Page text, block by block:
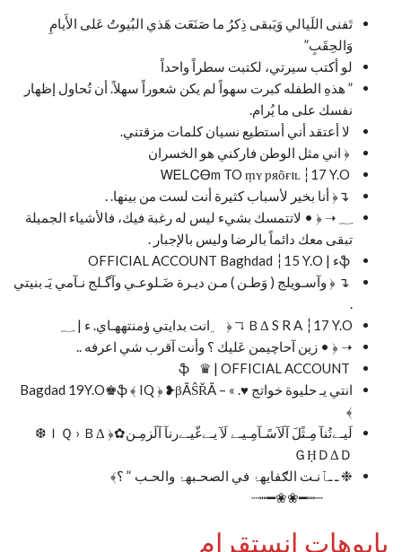
تَفنى اللَيالي وَيَبقى ذِكرُ ما صَنَعَت ‏هَذي البُيوتُ عَلى الأَيامِ
وَالحِقَبِ”
لو أكتب سيرتي، ‏لكتبت سطراً واحداً
” هذهِ الطفله كبرت سهواً لم يكن شعوراً سهلاً. أن تُحاول إظهار
نفسك على ما يُرام.
لا أعتقد أني أستطيع نسيان كلمات مزقتني.
﴿ اني مثل الوطن فاركني هو الخسران ⠀
↴﴿ أنا بخير لأسباب كثيرة أنت لست من بينها. .
؁ ➝ ﴿ • ‏لاتتمسك بشيء ليس له رغبة فيك، فالأشياء الجميلة
تبقى معك دائماً بالرضا وليس بالإجبار .
↴ ﴿ ‏وآسـويلج ( وَطـن ) مـن ديـرة ضَـلوعـي ‏وآگـلج نـآمي يَـ بنيتي
.
ＢΔ S R A ┆17 Y.O ↴ ﴿ ‏ ‏ ﮼انت بدايتي ﯛمنتههـاي. ء | ؁
➝ ﴿ • زين آحاچيمن عَليك ؟ وأنت آقرب شي اعرفه ..
انتي يـ حليوة خواتج ♥️. » – Bagdad 19Y.O♚ֆ ﴾ IQ ﴿ ❥βÃŜŘÃ
﴾
لَيـﮯتُنآ مِـثًلَ آلَآسًـآمِـيـﮯ لَآ يـﮯغّيـﮯرنآ آلَزمِـن✿﴿ ⠀❆ＩＱ › ＢΔ
ＧḤＤΔＤ
❉ ـ ـٱنـت الګفايهۂ في الصحـبهۂ والحـب ‘’ ؟﴾
بايوهات انستقرام